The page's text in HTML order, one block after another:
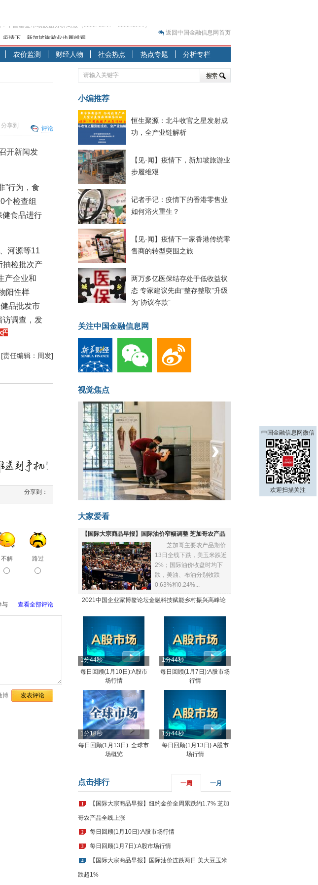
疫情下的香港零售业如何浴火重生？
疫情下一家香港传统零售商的转型突围之旅
：中国基金市场数据分析周报（2020. 07.27—2020.07.31）
经调查】同业存单、结构性存款玩起“跷跷板” 结构性失衡藏
市场净投放300亿元 短端资金利率明显下行
股市双轮冲击 债市回调十年期债表现最弱
续两日涨逾3% 沪银及两粕涨势喜人
北斗收官之星发射成功，全产业链解析
：中国基金市场数据分析周报（2020. 08.17—2020.08.21）
返回中国金融信息网首页
农价监测 财经人物 社会热点 热点专题 分析专栏
评论
分享到
开新闻发
”行为，食
个检查组
健食品进行
河源等11
抽检批次产
产企业和
阳性样
品批发市
访调查，发
[责任编辑：周发]
分享到：
不解 路过
与 查看全部评论
博
小编推荐
恒生聚源：北斗收官之星发射成
功，全产业链解析
【见·闻】疫情下，新加坡旅游业
步履维艰
记者手记：疫情下的香港零售业
如何浴火重生？
【见·闻】疫情下一家香港传统零
售商的转型突围之旅
两万多亿医保结存处于低收益状
态 专家建议先由“整存整取”升级
为“协议存款”
关注中国金融信息网
视觉焦点
菲律宾：防疫降级
‹ ›
大家爱看
【国际大宗商品早报】国际油价窄幅调整 芝加哥农产品
全线下跌
芝加哥主要农产品期价
13日全线下跌，美玉米跌近
2%；国际油价收盘时均下
跌，美油、布油分别收跌
0.63%和0.24%...
2021中国企业家博鳌论坛金融科技赋能乡村振兴高峰论
1分44秒
每日回顾(1月10日):A股市
场行情
1分44秒
每日回顾(1月7日):A股市场
行情
1分18秒
每日回顾(1月13日): 全球市
场概览
1分44秒
每日回顾(1月13日):A股市
场行情
点击排行 一周 一月
1 【国际大宗商品早报】纽约金价全周累跌约1.7% 芝加
哥农产品全线上涨
2 每日回顾(1月10日):A股市场行情
3 每日回顾(1月7日):A股市场行情
4 【国际大宗商品早报】国际油价连跌两日 美大豆玉米
跌超1%
中国金融信息网微信
欢迎扫描关注